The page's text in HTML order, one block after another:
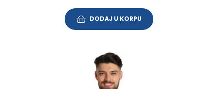
DODAJ U KORPU